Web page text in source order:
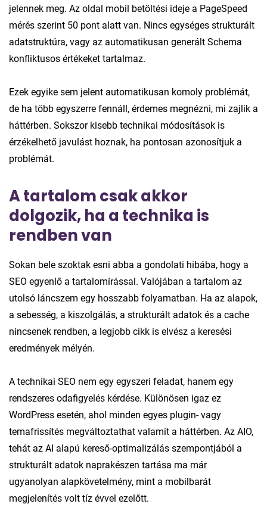
jelennek meg. Az oldal mobil betöltési ideje a PageSpeed
mérés szerint 50 pont alatt van. Nincs egységes strukturált
adatstruktúra, vagy az automatikusan generált Schema
konfliktusos értékeket tartalmaz.
Ezek egyike sem jelent automatikusan komoly problémát,
de ha több egyszerre fennáll, érdemes megnézni, mi zajlik a
háttérben. Sokszor kisebb technikai módosítások is
érzékelhető javulást hoznak, ha pontosan azonosítjuk a
problémát.
A tartalom csak akkor
dolgozik, ha a technika is
rendben van
Sokan bele szoktak esni abba a gondolati hibába, hogy a
SEO egyenlő a tartalomírással. Valójában a tartalom az
utolsó láncszem egy hosszabb folyamatban. Ha az alapok,
a sebesség, a kiszolgálás, a strukturált adatok és a cache
nincsenek rendben, a legjobb cikk is elvész a keresési
eredmények mélyén.
A technikai SEO nem egy egyszeri feladat, hanem egy
rendszeres odafigyelés kérdése. Különösen igaz ez
WordPress esetén, ahol minden egyes plugin- vagy
temafrissítés megváltoztathat valamit a háttérben. Az AIO,
tehát az AI alapú kereső-optimalizálás szempontjából a
strukturált adatok naprakészen tartása ma már
ugyanolyan alapkövetelmény, mint a mobilbarát
megjelenítés volt tíz évvel ezelőtt.